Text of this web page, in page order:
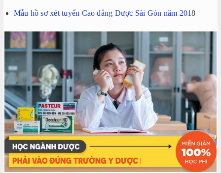
Mẫu hồ sơ xét tuyển Cao đẳng Dược Sài Gòn năm 2018